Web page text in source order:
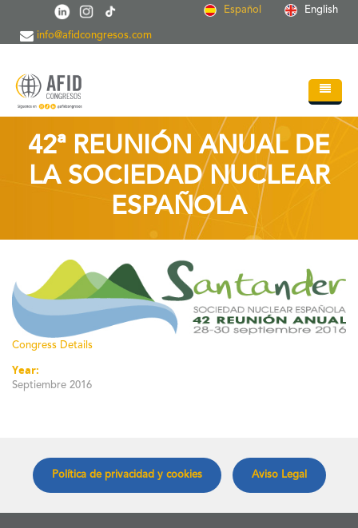
Pasar al contenido principal Español English
info@afidcongresos.com
Inicio
Quiénes somos
Soc.Científicas
Blog
Contacto
42ª REUNIÓN ANUAL DE
LA SOCIEDAD NUCLEAR
ESPAÑOLA
Congress Details
Year:
Septiembre 2016
Política de privacidad y cookies Aviso Legal